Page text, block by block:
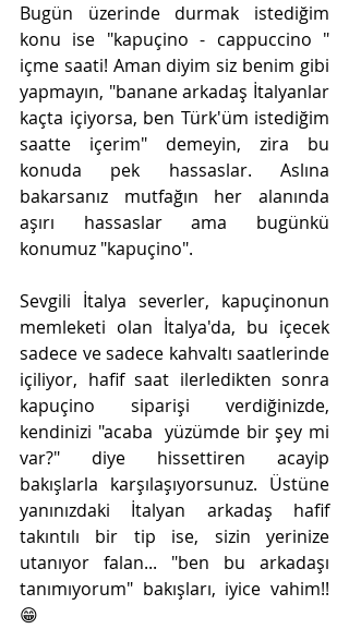
Bugün üzerinde durmak istediğim
konu ise "kapuçino - cappuccino "
içme saati! Aman diyim siz benim gibi
yapmayın, "banane arkadaş İtalyanlar
kaçta içiyorsa, ben Türk'üm istediğim
saatte içerim" demeyin, zira bu
konuda pek hassaslar. Aslına
bakarsanız mutfağın her alanında
aşırı hassaslar ama bugünkü
konumuz "kapuçino".
Sevgili İtalya severler, kapuçinonun
memleketi olan İtalya'da, bu içecek
sadece ve sadece kahvaltı saatlerinde
içiliyor, hafif saat ilerledikten sonra
kapuçino siparişi verdiğinizde,
kendinizi "acaba  yüzümde bir şey mi
var?" diye hissettiren acayip
bakışlarla karşılaşıyorsunuz. Üstüne
yanınızdaki İtalyan arkadaş hafif
takıntılı bir tip ise, sizin yerinize
utanıyor falan... "ben bu arkadaşı
tanımıyorum" bakışları, iyice vahim!!
😁